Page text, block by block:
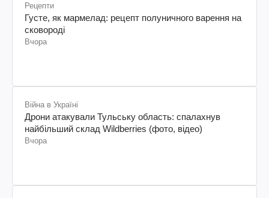
Рецепти
Густе, як мармелад: рецепт полуничного варення на
сковороді
Вчора
Війна в Україні
Дрони атакували Тульську область: спалахнув
найбільший склад Wildberries (фото, відео)
Вчора